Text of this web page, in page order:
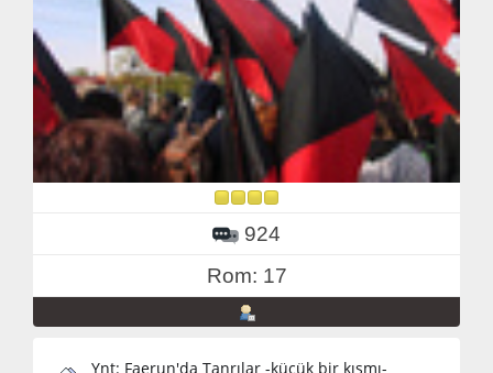
924
Rom: 17
Ynt: Faerun'da Tanrılar -küçük bir kısmı-